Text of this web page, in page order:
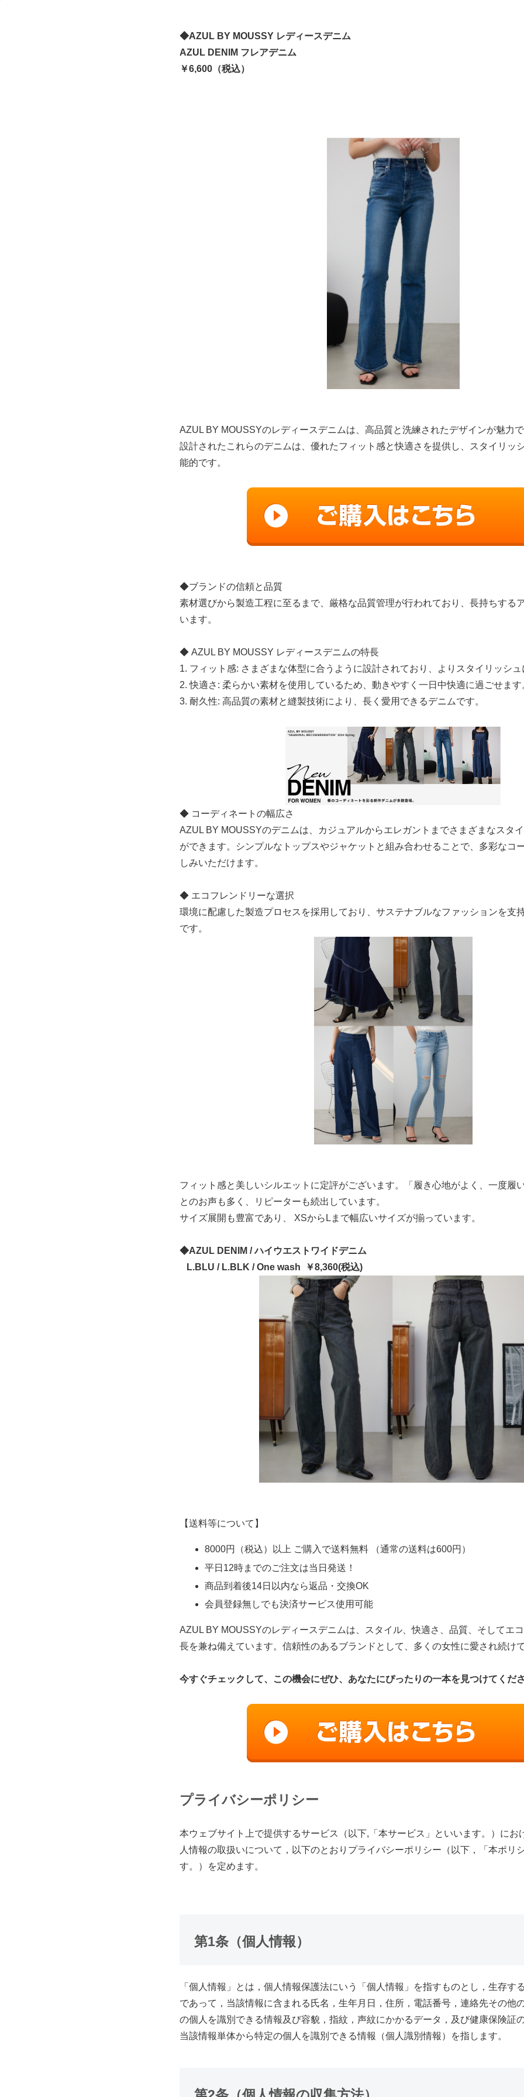
◆AZUL BY MOUSSY レディースデニム
AZUL DENIM フレアデニム
￥6,600（税込）
AZUL BY MOUSSYのレディースデニムは、高品質と洗練されたデザインが魅力
設計されたこれらのデニムは、優れたフィット感と快適さを提供し、スタイリッ
能的です。
◆ブランドの信頼と品質
素材選びから製造工程に至るまで、厳格な品質管理が行われており、長持ちする
います。
◆ AZUL BY MOUSSY レディースデニムの特長
1. フィット感: さまざまな体型に合うように設計されており、よりスタイリッシュ
2. 快適さ: 柔らかい素材を使用しているため、動きやすく一日中快適に過ごせます
3. 耐久性: 高品質の素材と縫製技術により、長く愛用できるデニムです。
◆ コーディネートの幅広さ
AZUL BY MOUSSYのデニムは、カジュアルからエレガントまでさまざまなスタ
ができます。シンプルなトップスやジャケットと組み合わせることで、多彩なコ
しみいただけます。
◆ エコフレンドリーな選択
環境に配慮した製造プロセスを採用しており、サステナブルなファッションを支
です。
フィット感と美しいシルエットに定評がございます。「履き心地がよく、一度履
とのお声も多く、リピーターも続出しています。
サイズ展開も豊富であり、 XSからLまで幅広いサイズが揃っています。
◆AZUL DENIM / ハイウエストワイドデニム
L.BLU / L.BLK / One wash ￥8,360(税込)
【送料等について】
8000円（税込）以上 ご購入で送料無料 （通常の送料は600円）
平日12時までのご注文は当日発送！
商品到着後14日以内なら返品・交換OK
会員登録無しでも決済サービス使用可能
AZUL BY MOUSSYのレディースデニムは、スタイル、快適さ、品質、そしてエ
長を兼ね備えています。信頼性のあるブランドとして、多くの女性に愛され続け
今すぐチェックして、この機会にぜひ、あなたにぴったりの一本を見つけてくださ
プライバシーポリシー
本ウェブサイト上で提供するサービス（以下,「本サービス」といいます。）にお
人情報の取扱いについて，以下のとおりプライバシーポリシー（以下，「本ポリ
す。）を定めます。
第1条（個人情報）
「個人情報」とは，個人情報保護法にいう「個人情報」を指すものとし，生存す
であって，当該情報に含まれる氏名，生年月日，住所，電話番号，連絡先その他
の個人を識別できる情報及び容貌，指紋，声紋にかかるデータ，及び健康保険証
当該情報単体から特定の個人を識別できる情報（個人識別情報）を指します。